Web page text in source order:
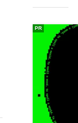
PR